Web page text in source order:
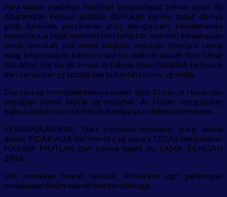
Para ulama madzhab Hambali berpendapat bahwa onani itu
diharamkan kecuali apabila dilakukan karena takut dirinya
jatuh kedalam perzinahan atau mengancam kesehatannya
sementara ia tidak memiliki istri serta tdk memiliki kemampuan
untuk menikah, jadi onani tidaklah masalah. Diantara ulama
yang berpendapat bahwa onani itu makruh adalah Ibnu Umar
dan Atho’. Hal itu dikarenakan bahwa onani bukanlah termasuk
dari perbuatan yg terpuji dan bukanlah prilaku yg mulia.
Diantara yg membolehkannya adalah Ibnu Abbas, al Hasan dan
sebagian ulama tabi’in yg masyhur. Al Hasan mengatakan
bahwa dahulu mereka melakukannya saat dalam peperangan.
KESIMPULANNYA: Dari pendapat-pendapat para ulama
diatas TIDAK ADA dari mereka yg secara TEGAS menyatakan
HARAM MUTLAK dan bahwa onani itu SAMA DENGAN
ZINA.
Utk menekan hasrat seksual, ikhtiarkan dgn perbanyak
melakukan shaum sunnah dan berolahraga.